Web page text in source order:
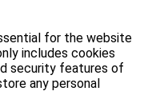
for the website
includes cookies
security features of
any personal